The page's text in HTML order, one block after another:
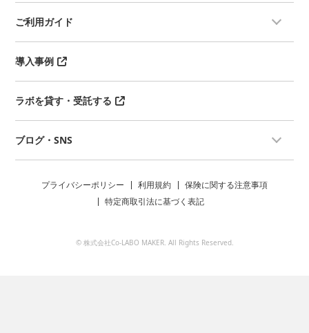
ご利用ガイド
導入事例
ラボを貸す・受託する
ブログ・SNS
プライバシーポリシー 利用規約
保険に関する注意事項
特定商取引法に基づく表記
© 株式会社Co-LABO MAKER. All Rights Reserved.